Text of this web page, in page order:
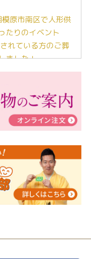
原市南区で人形供
たりのイベント
れている方のご葬
ました！
】「マンガで学
族葬ハウス®町田成
た！
震災害の寄付のご報
報告
小さな家族葬ハウ
書いてみよう！
記念式典 レンブラ